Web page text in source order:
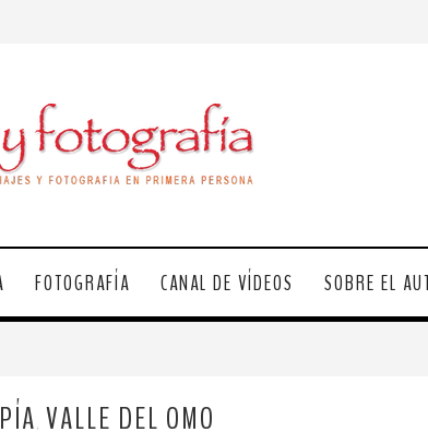
FOTOGRAFÍA CANAL DE VÍDEOS SOBRE EL
VALLE DEL OMO